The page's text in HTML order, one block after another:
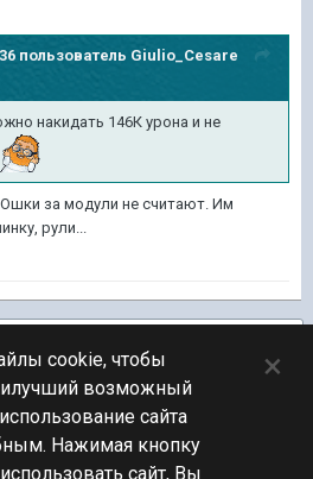
пользователь Giulio_Cesare
накидать 146К урона и не
за модули не считают. Им
рули...
cookie, чтобы
возможный
сайта
Нажимая кнопку
сайт, Вы
×